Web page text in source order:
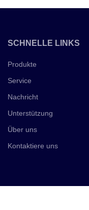
SCHNELLE LINKS
Produkte
Service
Nachricht
Unterstützung
Über uns
Kontaktiere uns